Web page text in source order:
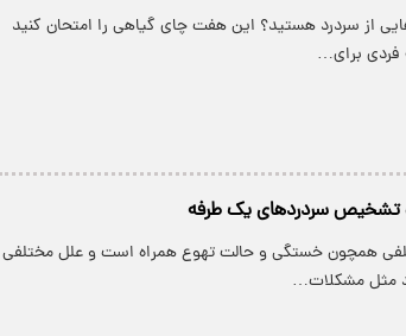
از سردرد هستید؟ این هفت چای گیاهی را امتحان کنید
برای…
تشخیص سردردهای یک طرفه
همچون خستگی و حالت تهوع همراه است و علل مختلفی
مثل مشکلات…